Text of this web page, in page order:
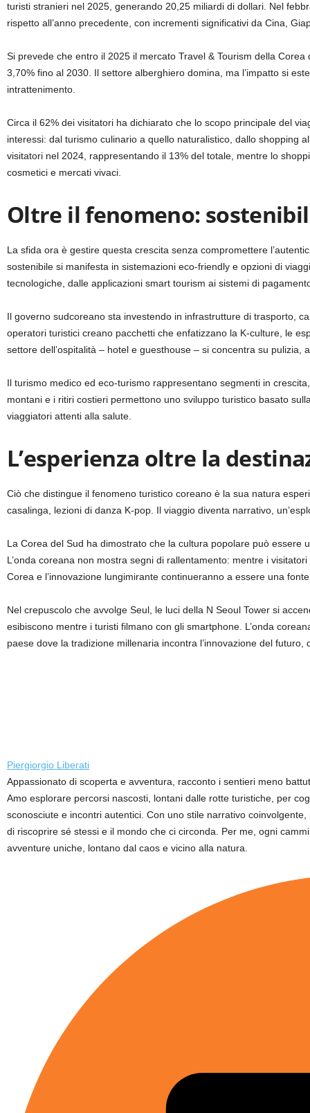
turisti stranieri nel 2025, generando 20,25 miliardi di dollari. Nel
rispetto all’anno precedente, con incrementi significativi da Cina,
Si prevede che entro il 2025 il mercato Travel & Tourism della
3,70% fino al 2030. Il settore alberghiero domina, ma l’impatto si
intrattenimento.
Circa il 62% dei visitatori ha dichiarato che lo scopo principale del
interessi: dal turismo culinario a quello naturalistico, dallo shopping
visitatori nel 2024, rappresentando il 13% del totale, mentre lo
cosmetici e mercati vivaci.
Oltre il fenomeno:
La sfida ora è gestire questa crescita senza compromettere
sostenibile si manifesta in sistemazioni eco-friendly e opzioni di
tecnologiche, dalle applicazioni smart tourism ai sistemi di
Il governo sudcoreano sta investendo in infrastrutture di trasporto,
operatori turistici creano pacchetti che enfatizzano la K-culture, le
settore dell’ospitalità – hotel e guesthouse – si concentra su
Il turismo medico ed eco-turismo rappresentano segmenti in
montani e i ritiri costieri permettono uno sviluppo turistico basato
viaggiatori attenti alla salute.
L’esperienza oltre la
Ciò che distingue il fenomeno turistico coreano è la sua natura
casalinga, lezioni di danza K-pop. Il viaggio diventa narrativo,
La Corea del Sud ha dimostrato che la cultura popolare può essere
L’onda coreana non mostra segni di rallentamento: mentre i
Corea e l’innovazione lungimirante continueranno a essere una
Nel crepuscolo che avvolge Seul, le luci della N Seoul Tower si
esibiscono mentre i turisti filmano con gli smartphone. L’onda
paese dove la tradizione millenaria incontra l’innovazione del
Piergiorgio Liberati
Appassionato di scoperta e avventura, racconto i sentieri meno
Amo esplorare percorsi nascosti, lontani dalle rotte turistiche, per
sconosciute e incontri autentici. Con uno stile narrativo
di riscoprire sé stessi e il mondo che ci circonda. Per me, ogni
avventure uniche, lontano dal caos e vicino alla natura.